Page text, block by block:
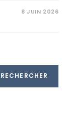
8 JUIN 2026
RECHERCHER